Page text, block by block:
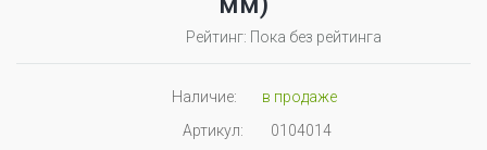
Рейтинг: Пока без рейтинга
Наличие:
в продаже
Артикул:
0104014